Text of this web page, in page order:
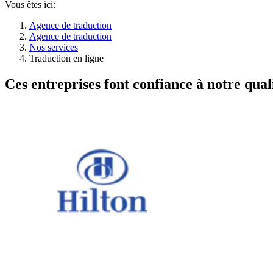
Vous êtes ici:
Agence de traduction
Agence de traduction
Nos services
Traduction en ligne
Ces entreprises font confiance à notre